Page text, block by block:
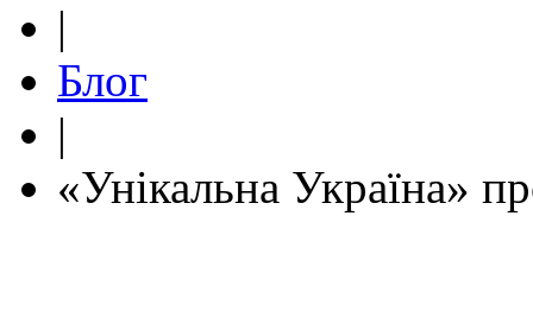
|
Блог
|
«Унікальна Україна»